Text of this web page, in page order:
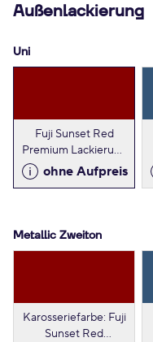
Außenlackierung
Uni
Fuji Sunset Red
Premium Lackierung
Metallic
ohne Aufpreis
Metallic Zweiton
Karosseriefarbe: Fuji
Sunset Red